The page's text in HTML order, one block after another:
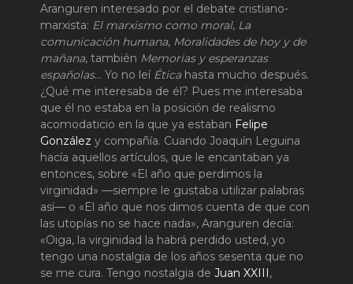
Aranguren interesado por el debate cristiano-
marxista: El marxismo como moral, La
comunicación humana, Moralidades de hoy y de
mañana, también Memorias y esperanzas
españolas… Yo no leí Ética hasta mucho después.
¿Qué me interesaba de él? Pues me interesaba
que él no estaba en la posición de realismo
acomodaticio en la que ya estaban Felipe
González y compañía. Cuando Joaquín Leguina
hacía aquellos artículos, que le encantaban ya
entonces, sobre «El año que perdimos la
virginidad» —siempre le gustaba utilizar palabras
así— o «El año que nos dimos cuenta de que con
las utopías no se hace nada», Aranguren decía:
«Oiga, la virginidad la habrá perdido usted, yo
tengo una nostalgia de los años sesenta que no
se me cura. Tengo nostalgia de Juan XXIII,